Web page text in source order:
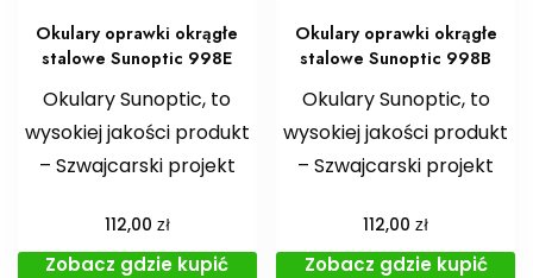
Okulary oprawki okrągłe
stalowe Sunoptic 998E
Okulary Sunoptic, to
wysokiej jakości produkt
– Szwajcarski projekt
112,00 zł
Zobacz gdzie kupić
Okulary oprawki okrągłe
stalowe Sunoptic 998B
Okulary Sunoptic, to
wysokiej jakości produkt
– Szwajcarski projekt
112,00zł
Zobacz gdzie kupić